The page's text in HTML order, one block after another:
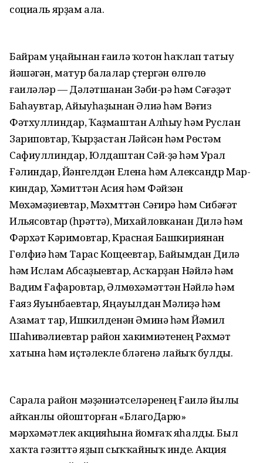
социаль ярҙам ала.
Байрам уңайынан ғаилә ҡотон һаҡлап татыу
йәшәгән, матур балалар үҫтергән өлгөлө
ғаиләләр — Дәүләтшанан Зәби-рә һәм Сәғәҙәт
Баһаувтар, Айыуһаҙынан Әлиә һәм Вәғиз
Фәтхуллиндар, Ҡаҙмаштан Алһыу һәм Руслан
Зариповтар, Ҡырҙастан Ләйсән һәм Рөстәм
Сафиуллиндар, Юлдаштан Сәй-ҙә һәм Урал
Ғәлиндар, Йәнгелдән Елена һәм Александр Мар-
киндар, Хәмиттән Асия һәм Фәйзән
Мөхәмәҙиевтар, Мәхмүттән Сәғирә һәм Сибәғәт
Ильясовтар (һүрәттә), Михайловканан Дилә һәм
Фәрхәт Кәримовтар, Красная Башкириянан
Гөлфиә һәм Тарас Кощеевтар, Байымдан Дилә
һәм Ислам Абсаҙыевтар, Асҡарҙан Нәйлә һәм
Вадим Ғафаровтар, Әлмөхәмәттән Нәйлә һәм
Ғаяз Яуынбаевтар, Яңауылдан Мәүлиҙә һәм
Азамат тар, Ишкилденән Әминә һәм Йәмил
Шаһивәлиевтар район хакимиәтенең Рәхмәт
хатына һәм иҫтәлекле бүләгенә лайыҡ булды.
Сарала район мәҙәниәтселәренең Ғаилә йылы
айҡанлы ойошторған «БлагоДарю»
мәрхәмәтлек акцияһына йомғаҡ яһалды. Был
хаҡта гәзиттә яҙып сыҡҡайныҡ инде. Акция